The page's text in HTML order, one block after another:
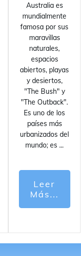
Australia es
mundialmente
famosa por sus
maravillas
naturales,
espacios
abiertos, playas
y desiertos,
"The Bush" y
"The Outback".
Es uno de los
países más
urbanizados del
mundo; es ...
Leer
Más...